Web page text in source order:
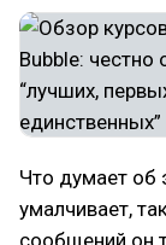
Что думает об
умалчивает,
сообщений он